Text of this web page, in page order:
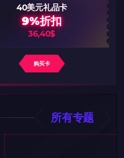
40美元礼品卡
9%折扣
36,40$
购买卡
所有专题